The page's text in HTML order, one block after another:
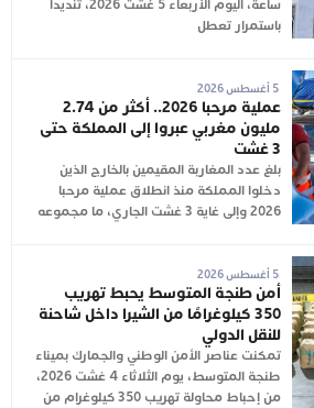
ساعة، اليوم الأربعاء 5 غشت 2026، تنديداً
باستمرار تعطل
5 أغسطس 2026
عملية مرحبا 2026.. أكثر من 2.74
مليون مغربي عبروا إلى المملكة حتى
3 غشت
بلغ عدد المغاربة المقيمين بالخارج الذين
دخلوا المملكة منذ انطلاق عملية مرحبا
2026 وإلى غاية 3 غشت الجاري، ما مجموعه
5 أغسطس 2026
أمن طنجة المتوسط يحبط تهريب
350 كيلوغرامًا من الشيرا داخل شاحنة
للنقل الدولي
تمكنت عناصر الأمن الوطني والجمارك بميناء
طنجة المتوسط، يوم الثلاثاء 4 غشت 2026،
من إحباط محاولة تهريب 350 كيلوغرام من